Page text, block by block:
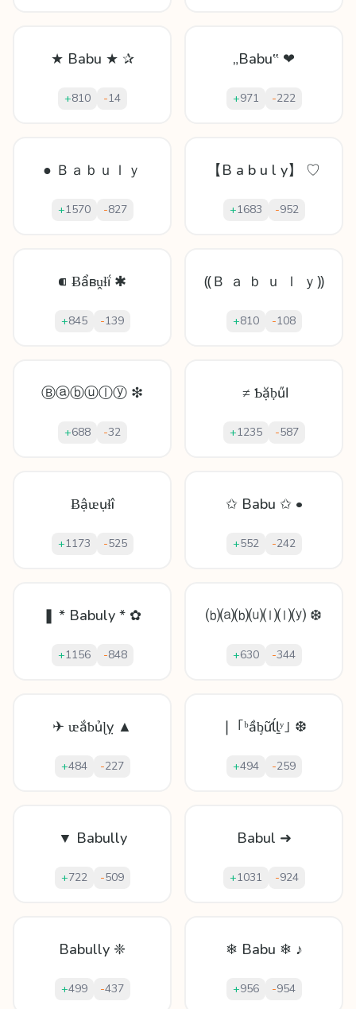
★ Babu ★ ✰
+810 -14
„Babu‟ ❤
+971 -222
● Ｂａｂｕｌｙ
+1570 -827
【B a b u l y】 ♡
+1683 -952
⁌ Ƀẩвṷɬḯ ✱
+845 -139
⸨Ｂ ａ ｂ ｕ ｌ ｙ⸩
+810 -108
Ⓑⓐⓑⓤⓛⓨ ❇
+688 -32
≠ Ƅặḅűӏ
+1235 -587
Ƀậᵫụɬî
+1173 -525
✩ Babu ✩ •
+552 -242
❚ * Babuly * ✿
+1156 -848
⒝⒜⒝⒰⒧⒧⒴ ❆
+630 -344
✈ ᵫắƅủɭỵ ▲
+484 -227
❘ ｢ᵇầᶀữĺḻʸ｣ ❆
+494 -259
▼ Babully
+722 -509
Babul ➜
+1031 -924
Babully ❈
+499 -437
❄ Babu ❄ ♪
+956 -954